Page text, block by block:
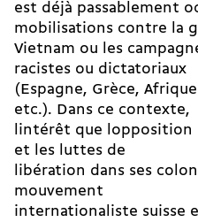
est déjà passablement
mobilisations contre la
Vietnam ou les
racistes ou dictatoriaux
(Espagne, Grèce,
etc.). Dans ce contexte,
lintérêt que
et les luttes de
libération dans ses
mouvement
internationaliste suisse